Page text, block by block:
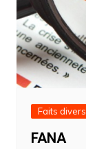
Faits divers
FANA